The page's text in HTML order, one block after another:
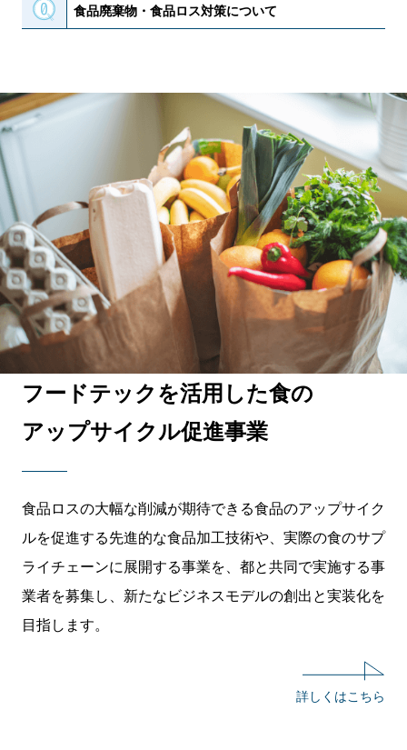
食品廃棄物・食品ロス対策について
フードテックを活用した食の
アップサイクル促進事業
食品ロスの大幅な削減が期待できる食品のアップサイク
ルを促進する先進的な食品加工技術や、実際の食のサプ
ライチェーンに展開する事業を、都と共同で実施する事
業者を募集し、新たなビジネスモデルの創出と実装化を
目指します。
詳しくはこちら